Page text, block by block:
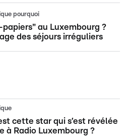
pourquoi
au Luxembourg ?
des séjours irréguliers
cette star qui s’est révélée
à Radio Luxembourg ?